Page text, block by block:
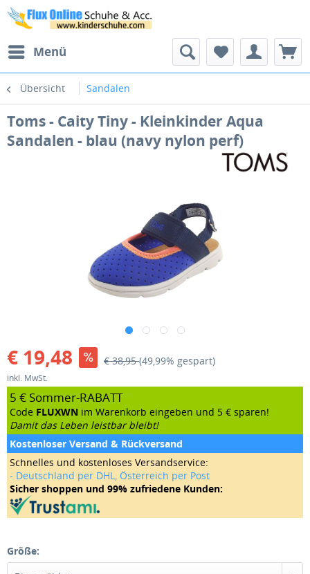
Menü
Übersicht Sandalen
Toms - Caity Tiny - Kleinkinder Aqua
Sandalen - blau (navy nylon perf)
€ 19,48 € 38,95(49,99% gespart)
inkl. MwSt.
5 € Sommer-RABATT
Code FLUXWN im Warenkorb eingeben und 5 € sparen!
Damit das Leben leistbar bleibt!
Kostenloser Versand & Rückversand
Schnelles und kostenloses Versandservice:
- Deutschland per DHL, Österreich per Post
Sicher shoppen und 99% zufriedene Kunden:
Größe: